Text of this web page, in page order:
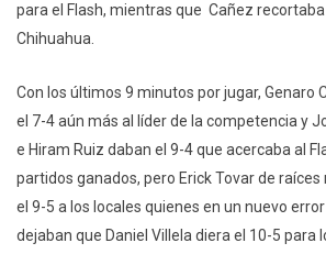
para el Flash, mientras que Cañez recortaba
Chihuahua.
Con los últimos 9 minutos por jugar, Genaro
el 7-4 aún más al líder de la competencia y
e Hiram Ruiz daban el 9-4 que acercaba al
partidos ganados, pero Erick Tovar de raíces
el 9-5 a los locales quienes en un nuevo
dejaban que Daniel Villela diera el 10-5 para